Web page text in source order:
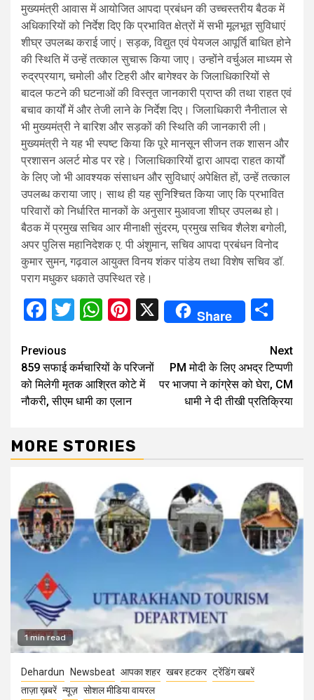
मुख्यमंत्री आवास में आयोजित आपदा प्रबंधन की उच्चस्तरीय बैठक में
अधिकारियों को निर्देश दिए कि प्रभावित क्षेत्रों में सभी मूलभूत सुविधाएं
शीघ्र उपलब्ध कराई जाएं। सड़क, विद्युत एवं पेयजल आपूर्ति बाधित होने
की स्थिति में उन्हें तत्काल सुचारू किया जाए। उन्होंने वर्चुअल माध्यम से
रुद्रप्रयाग, चमोली और टिहरी और बागेश्वर के जिलाधिकारियों से
बादल फटने की घटनाओं की विस्तृत जानकारी प्राप्त की तथा राहत एवं
बचाव कार्यों में और तेजी लाने के निर्देश दिए। जिलाधिकारी नैनीताल से
भी मुख्यमंत्री ने बारिश और सड़कों की स्थिति की जानकारी ली।
मुख्यमंत्री ने यह भी स्पष्ट किया कि पूरे मानसून सीजन तक शासन और
प्रशासन अलर्ट मोड पर रहे। जिलाधिकारियों द्वारा आपदा राहत कार्यों
के लिए जो भी आवश्यक संसाधन और सुविधाएं अपेक्षित हों, उन्हें तत्काल
उपलब्ध कराया जाए। साथ ही यह सुनिश्चित किया जाए कि प्रभावित
परिवारों को निर्धारित मानकों के अनुसार मुआवजा शीघ्र उपलब्ध हो।
बैठक में प्रमुख सचिव आर मीनाक्षी सुंदरम, प्रमुख सचिव शैलेश बगोली,
अपर पुलिस महानिदेशक ए. पी अंशुमान, सचिव आपदा प्रबंधन विनोद
कुमार सुमन, गढ़वाल आयुक्त विनय शंकर पांडेय तथा विशेष सचिव डॉ.
पराग मधुकर धकाते उपस्थित रहे।
Facebook
Twitter
WhatsApp
Pinterest
X Share
Continue
Reading
Previous
859 सफाई कर्मचारियों के परिजनों
को मिलेगी मृतक आश्रित कोटे में
नौकरी, सीएम धामी का एलान
Next
PM मोदी के लिए अभद्र टिप्पणी
पर भाजपा ने कांग्रेस को घेरा, CM
धामी ने दी तीखी प्रतिक्रिया
MORE STORIES
1 min read
Dehardun Newsbeat आपका शहर खबर हटकर ट्रेंडिंग खबरें
ताज़ा ख़बरें न्यूज़ सोशल मीडिया वायरल